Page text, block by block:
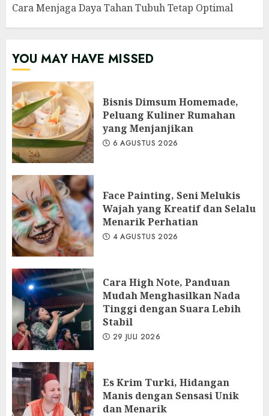
Cara Menjaga Daya Tahan Tubuh Tetap Optimal
YOU MAY HAVE MISSED
Bisnis Dimsum Homemade,
Peluang Kuliner Rumahan
yang Menjanjikan
6 AGUSTUS 2026
Face Painting, Seni Melukis
Wajah yang Kreatif dan Selalu
Menarik Perhatian
4 AGUSTUS 2026
Cara High Note, Panduan
Mudah Menghasilkan Nada
Tinggi dengan Suara Lebih
Stabil
29 JULI 2026
Es Krim Turki, Hidangan
Manis dengan Sensasi Unik
dan Menarik